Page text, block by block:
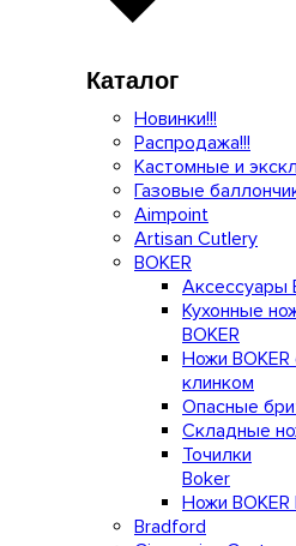
Каталог
Новинки!!!
Распродажа!!!
Кастомные и
Газовые
Aimpoint
Artisan Cutlery
BOKER
Аксессуары
Кухонные
BOKER
Ножи
клинком
Опасные
Складные
Точилки
Boker
Ножи BOKER
Bradford